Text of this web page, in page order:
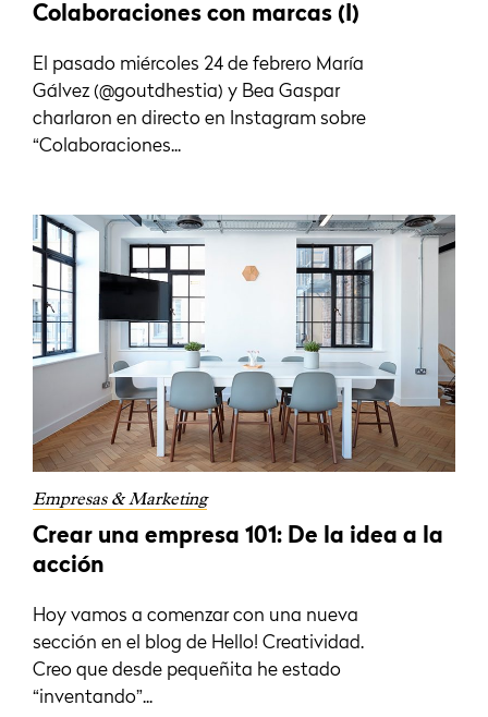
Colaboraciones con marcas (I)
El pasado miércoles 24 de febrero María
Gálvez (@goutdhestia) y Bea Gaspar
charlaron en directo en Instagram sobre
“Colaboraciones...
Empresas & Marketing
Crear una empresa 101: De la idea a la
acción
Hoy vamos a comenzar con una nueva
sección en el blog de Hello! Creatividad.
Creo que desde pequeñita he estado
“inventando”...